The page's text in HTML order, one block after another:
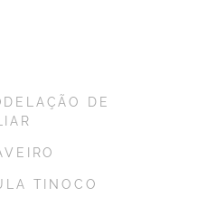
DE
TINOCO